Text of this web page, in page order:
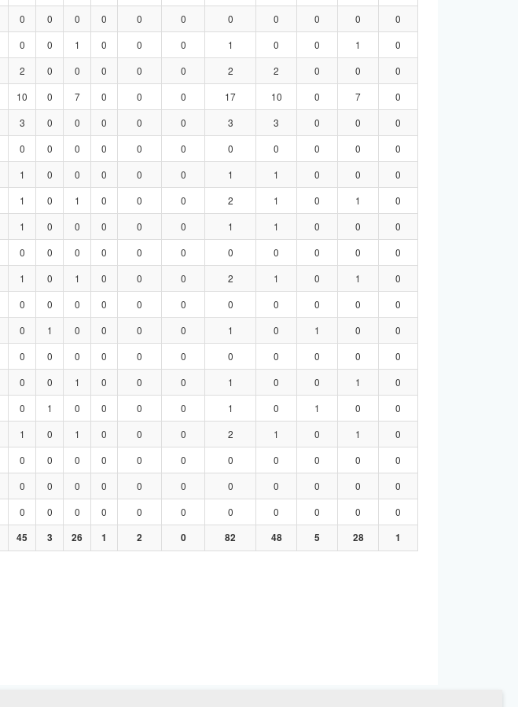
0 0 0 0 0 0 0 0 0 0
0
0 0 1 0 0 0 1 0 0 1
0
2 0 0 0 0 0 2 2 0 0
0
10 0 7 0 0 0 17 10 0 7
0
3 0 0 0 0 0 3 3 0 0
0
0 0 0 0 0 0 0 0 0 0
0
1 0 0 0 0 0 1 1 0 0
0
1 0 1 0 0 0 2 1 0 1
0
1 0 0 0 0 0 1 1 0 0
0
0 0 0 0 0 0 0 0 0 0
0
1 0 1 0 0 0 2 1 0 1
0
0 0 0 0 0 0 0 0 0 0
0
0 1 0 0 0 0 1 0 1 0
0
0 0 0 0 0 0 0 0 0 0
0
0 0 1 0 0 0 1 0 0 1
0
0 1 0 0 0 0 1 0 1 0
0
1 0 1 0 0 0 2 1 0 1
0
0 0 0 0 0 0 0 0 0 0
0
0 0 0 0 0 0 0 0 0 0
0
0 0 0 0 0 0 0 0 0 0
0
45 3 26 1 2 0 82 48 5 28 1